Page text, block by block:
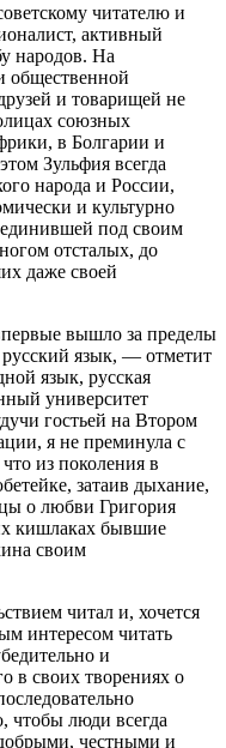
читателю и
активный
народов. На
общественной
и товарищей не
союзных
в Болгарии и
Зульфия всегда
народа и России,
и культурно
под своим
отсталых, до
даже своей
вышло за пределы
русский язык, — отметит
язык, русская
университет
гостьей на Втором
я не преминула с
из поколения в
затаив дыхание,
о любви Григория
кишлаках бывшие
своим
читал и, хочется
интересом читать
и
в своих творениях о
чтобы люди всегда
честными и